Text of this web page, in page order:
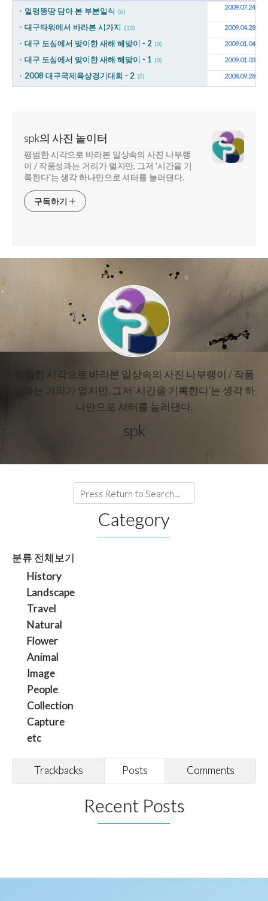
얼렁뚱땅 담아 본 부분일식 (6)
2009.07.24
대구타워에서 바라본 시가지 (15) 2009.04.28
대구 도심에서 맞이한 새해 해맞이 - 2 (0) 2009.01.04
대구 도심에서 맞이한 새해 해맞이 - 1 (0) 2009.01.03
2008 대구국제육상경기대회 - 2 (0) 2008.09.28
spk의 사진 놀이터
평범한 시각으로 바라본 일상속의 사진 나부랭
이 / 작품성과는 거리가 멀지만, 그저 '시간을 기
록한다'는 생각 하나만으로 셔터를 눌러댄다.
구독하기
평범한 시각으로 바라본 일상속의 사진 나부랭이 / 작품
성과는 거리가 멀지만, 그저 '시간을 기록한다'는 생각 하
나만으로 셔터를 눌러댄다.
spk
Category
분류 전체보기
History
Landscape
Travel
Natural
Flower
Animal
Image
People
Collection
Capture
etc
Trackbacks Posts Comments
Recent Posts